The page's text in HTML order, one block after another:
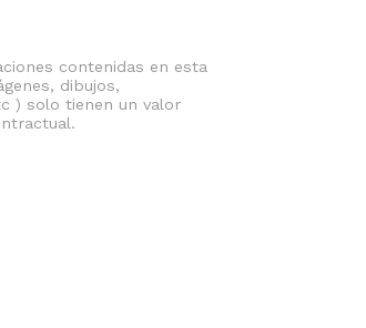
contenidas en esta
dibujos,
) solo tienen un valor